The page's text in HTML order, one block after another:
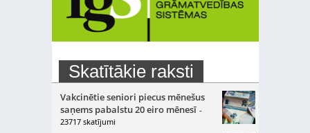
Skatītākie raksti
Vakcinētie seniori piecus mēnešus
saņems pabalstu 20 eiro mēnesī -
23717 skatījumi